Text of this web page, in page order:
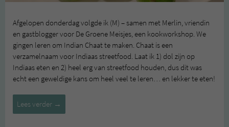
Afgelopen donderdag volgde ik (M) – samen met Merlin, vriendin
en gastblogger voor De Groene Meisjes, een kookworkshop. We
gingen leren om Indian Chaat te maken. Chaat is een
verzamelnaam voor Indiaas streetfood. Laat ik 1) dol zijn op
Indiaas eten en 2) heel erg van streetfood houden, dus dit was
echt een geweldige kans om heel veel te leren… en lekker te eten!
Lees verder Indiase
kookworkshop
→